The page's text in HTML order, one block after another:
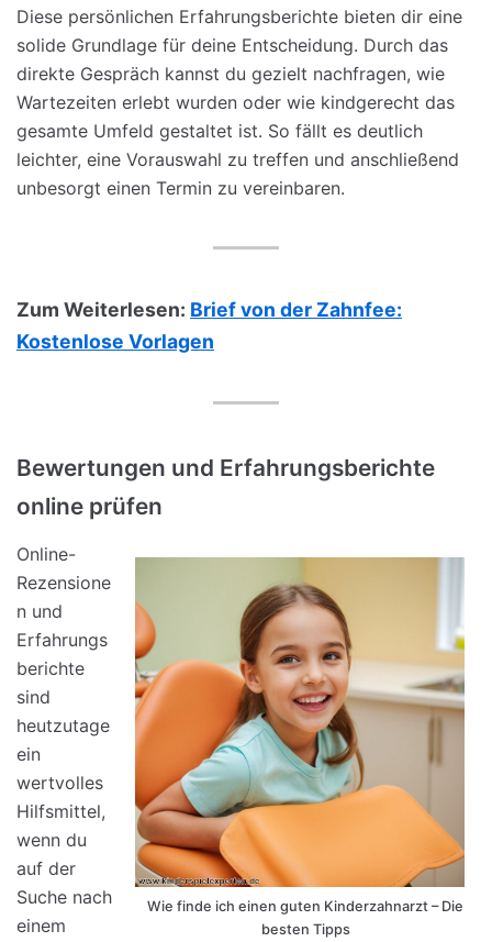
Diese persönlichen Erfahrungsberichte bieten dir eine
solide Grundlage für deine Entscheidung. Durch das
direkte Gespräch kannst du gezielt nachfragen, wie
Wartezeiten erlebt wurden oder wie kindgerecht das
gesamte Umfeld gestaltet ist. So fällt es deutlich
leichter, eine Vorauswahl zu treffen und anschließend
unbesorgt einen Termin zu vereinbaren.
Zum Weiterlesen: Brief von der Zahnfee:
Kostenlose Vorlagen
Bewertungen und Erfahrungsberichte
online prüfen
Wie finde ich einen guten Kinderzahnarzt – Die
besten Tipps
Online-
Rezensione
n und
Erfahrungs
berichte
sind
heutzutage
ein
wertvolles
Hilfsmittel,
wenn du
auf der
Suche nach
einem